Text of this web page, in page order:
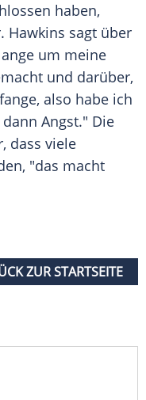
haben,
Hawkins sagt über
um meine
und darüber,
also habe ich
Angst." Die
dass viele
"das macht
ZUR STARTSEITE